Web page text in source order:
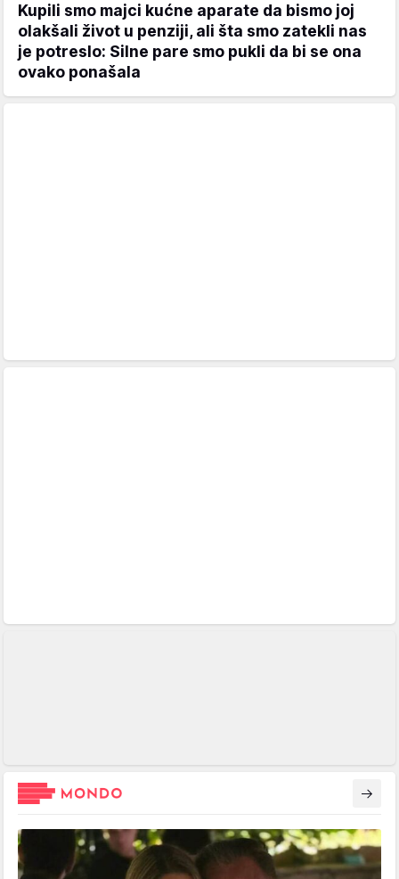
Kupili smo majci kućne aparate da bismo joj
olakšali život u penziji, ali šta smo zatekli nas
je potreslo: Silne pare smo pukli da bi se ona
ovako ponašala